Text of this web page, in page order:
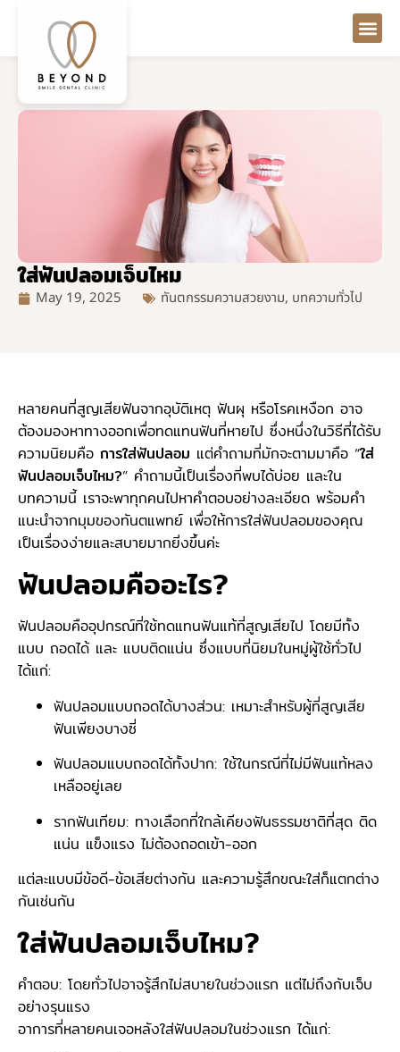
ใส่ฟันปลอมเจ็บไหม
May 19, 2025 ทันตกรรมความสวยงาม, บทความทั่วไป
หลายคนที่สูญเสียฟันจากอุบัติเหตุ ฟันผุ หรือโรคเหงือก อาจ
ต้องมองหาทางออกเพื่อทดแทนฟันที่หายไป ซึ่งหนึ่งในวิธีที่ได้รับ
ความนิยมคือ การใส่ฟันปลอม แต่คำถามที่มักจะตามมาคือ “ใส่
ฟันปลอมเจ็บไหม?” คำถามนี้เป็นเรื่องที่พบได้บ่อย และใน
บทความนี้ เราจะพาทุกคนไปหาคำตอบอย่างละเอียด พร้อมคำ
แนะนำจากมุมของทันตแพทย์ เพื่อให้การใส่ฟันปลอมของคุณ
เป็นเรื่องง่ายและสบายมากยิ่งขึ้นค่ะ
ฟันปลอมคืออะไร?
ฟันปลอมคืออุปกรณ์ที่ใช้ทดแทนฟันแท้ที่สูญเสียไป โดยมีทั้ง
แบบ ถอดได้ และ แบบติดแน่น ซึ่งแบบที่นิยมในหมู่ผู้ใช้ทั่วไป
ได้แก่:
ฟันปลอมแบบถอดได้บางส่วน: เหมาะสำหรับผู้ที่สูญเสีย
ฟันเพียงบางซี่
ฟันปลอมแบบถอดได้ทั้งปาก: ใช้ในกรณีที่ไม่มีฟันแท้หลง
เหลืออยู่เลย
รากฟันเทียม: ทางเลือกที่ใกล้เคียงฟันธรรมชาติที่สุด ติด
แน่น แข็งแรง ไม่ต้องถอดเข้า-ออก
แต่ละแบบมีข้อดี-ข้อเสียต่างกัน และความรู้สึกขณะใส่ก็แตกต่าง
กันเช่นกัน
ใส่ฟันปลอมเจ็บไหม?
คำตอบ: โดยทั่วไปอาจรู้สึกไม่สบายในช่วงแรก แต่ไม่ถึงกับเจ็บ
อย่างรุนแรง
อาการที่หลายคนเจอหลังใส่ฟันปลอมในช่วงแรก ได้แก่: